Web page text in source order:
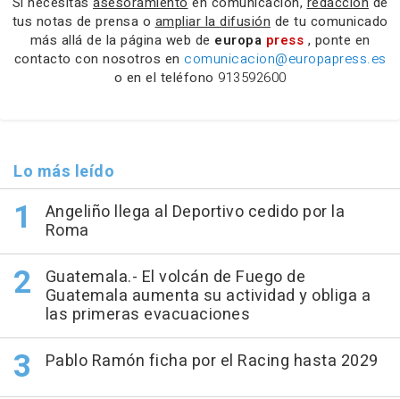
tus notas de prensa o ampliar la difusión de tu comunicado
más allá de la página web de europa press , ponte en
contacto con nosotros en comunicacion@europapress.es
o en el teléfono 913592600
Lo más leído
Angeliño llega al Deportivo cedido por la
Roma
Guatemala.- El volcán de Fuego de
Guatemala aumenta su actividad y obliga a
las primeras evacuaciones
Pablo Ramón ficha por el Racing hasta 2029